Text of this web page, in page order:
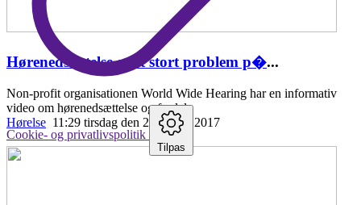
Hørenedsættelse er et stort problem p�...
Non-profit organisationen World Wide Hearing har en informativ
video om hørenedsættelse og fordele
Hørelse 11:29 tirsdag den 25. april , 2017
Cookie- og privatlivspolitik
Tilpas